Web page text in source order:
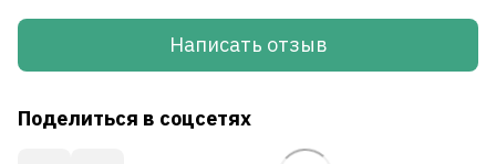
Написать отзыв
Поделиться в соцсетях